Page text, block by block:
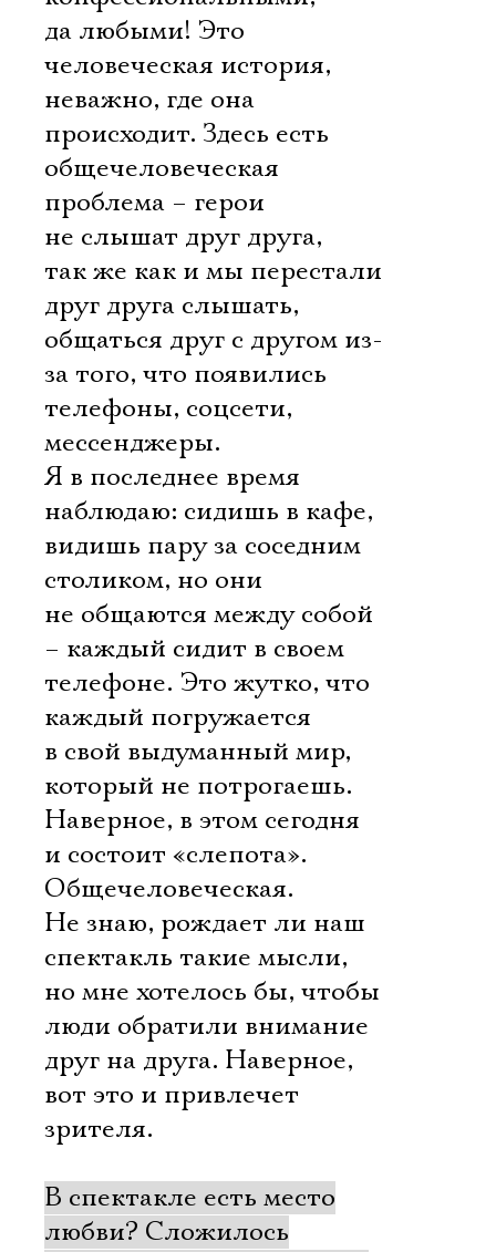
да любыми! Это
человеческая история,
неважно, где она
происходит. Здесь есть
общечеловеческая
проблема – герои
не слышат друг друга,
так же как и мы перестали
друг друга слышать,
общаться друг с другом из-
за того, что появились
телефоны, соцсети,
мессенджеры.
Я в последнее время
наблюдаю: сидишь в кафе,
видишь пару за соседним
столиком, но они
не общаются между собой
– каждый сидит в своем
телефоне. Это жутко, что
каждый погружается
в свой выдуманный мир,
который не потрогаешь.
Наверное, в этом сегодня
и состоит «слепота».
Общечеловеческая.
Не знаю, рождает ли наш
спектакль такие мысли,
но мне хотелось бы, чтобы
люди обратили внимание
друг на друга. Наверное,
вот это и привлечет
зрителя.
В спектакле есть место
любви? Сложилось